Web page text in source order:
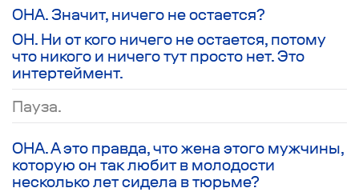
ОНА. Значит, ничего не остается?
ОН. Ни от кого ничего не остается, потому
что никого и ничего тут просто нет. Это
интертеймент.
Пауза.
ОНА. А это правда, что жена этого мужчины,
которую он так любит в молодости
несколько лет сидела в тюрьме?